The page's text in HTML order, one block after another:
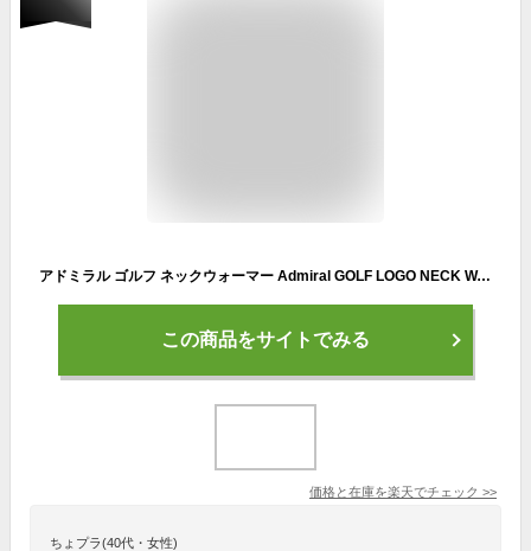
アドミラル ゴルフ ネックウォーマー Admiral GOLF LOGO NECK WARMER 防寒 保温 メンズ レディース ユニセックス 全2色 フリーサイズ
この商品をサイトでみる
価格と在庫を楽天でチェック >>
ちょプラ(40代・女性)